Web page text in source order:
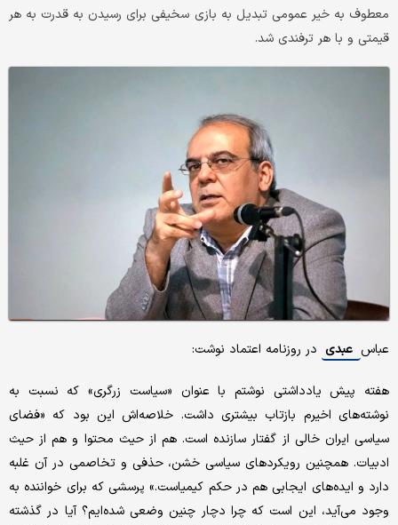
معطوف به خیر عمومی تبدیل به بازی سخیفی برای رسیدن به قدرت به هر
قیمتی و با هر ترفندی شد.
عباس عبدی در روزنامه اعتماد نوشت:
هفته پیش یادداشتی نوشتم با عنوان «سیاست زرگری» که نسبت به
نوشته‌های اخیرم بازتاب بیشتری داشت. خلاصه‌اش این بود که «فضای
سیاسی ایران خالی از گفتار سازنده است. هم از حیث محتوا و هم از حیث
ادبیات. همچنین رویکردهای سیاسی خشن، حذفی و تخاصمی در آن غلبه
دارد و ایده‌های ایجابی هم در حکم کیمیاست.» پرسشی که برای خواننده به
وجود می‌آید، این است که چرا دچار چنین وضعی شده‌ایم؟ آیا در گذشته